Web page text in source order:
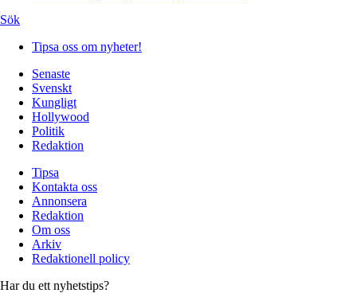
Sök
Tipsa oss om nyheter!
Senaste
Svenskt
Kungligt
Hollywood
Politik
Redaktion
Tipsa
Kontakta oss
Annonsera
Redaktion
Om oss
Arkiv
Redaktionell policy
Har du ett nyhetstips?